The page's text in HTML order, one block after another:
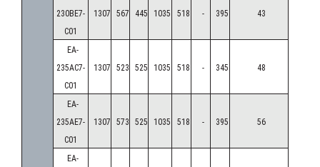
230BE7-
C01
1307 567 445 1035 518 - 395 43
EA-
235AC7-
C01
1307 523 525 1035 518 - 345 48
EA-
235AE7-
C01
1307 573 525 1035 518 - 395 56
EA-